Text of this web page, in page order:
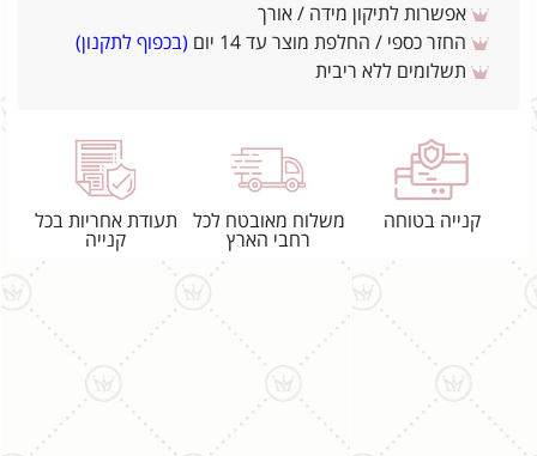
אפשרות לתיקון מידה / אורך
החזר כספי / החלפת מוצר עד 14 יום
(בכפוף לתקנון)
תשלומים ללא ריבית
קנייה בטוחה
משלוח מאובטח לכל
רחבי הארץ
תעודת אחריות בכל
קנייה